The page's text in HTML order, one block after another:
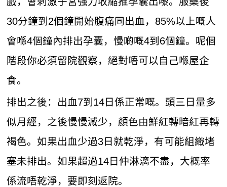
30分鐘到2個鐘開始腹痛同出血，85%以上嘅人
會喺4個鐘內排出孕囊，慢啲嘅4到6個鐘。呢個
階段你必須留院觀察，絕對唔可以自己喺屋企
食。
排出之後：出血7到14日係正常嘅。頭三日量多
似月經，之後慢慢減少，顏色由鮮紅轉暗紅再轉
褐色。如果出血少過3日就乾淨，有可能組織堵
塞未排出。如果超過14日仲淋漓不盡，大概率
係流唔乾淨，要即刻返院。